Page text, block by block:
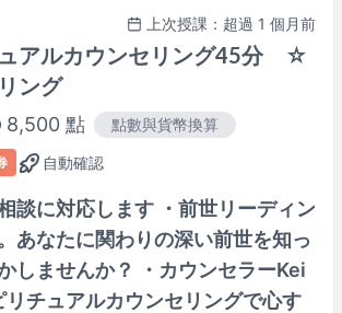
上次授課：超過 1 個月前
アルカウンセリング45分 ☆
ング
8,500點 點數與貨幣換算
自動確認
談に対応します ・前世リーディン
あなたに関わりの深い前世を知っ
しませんか？ ・カウンセラーKei
チュアルカウンセリングで心す